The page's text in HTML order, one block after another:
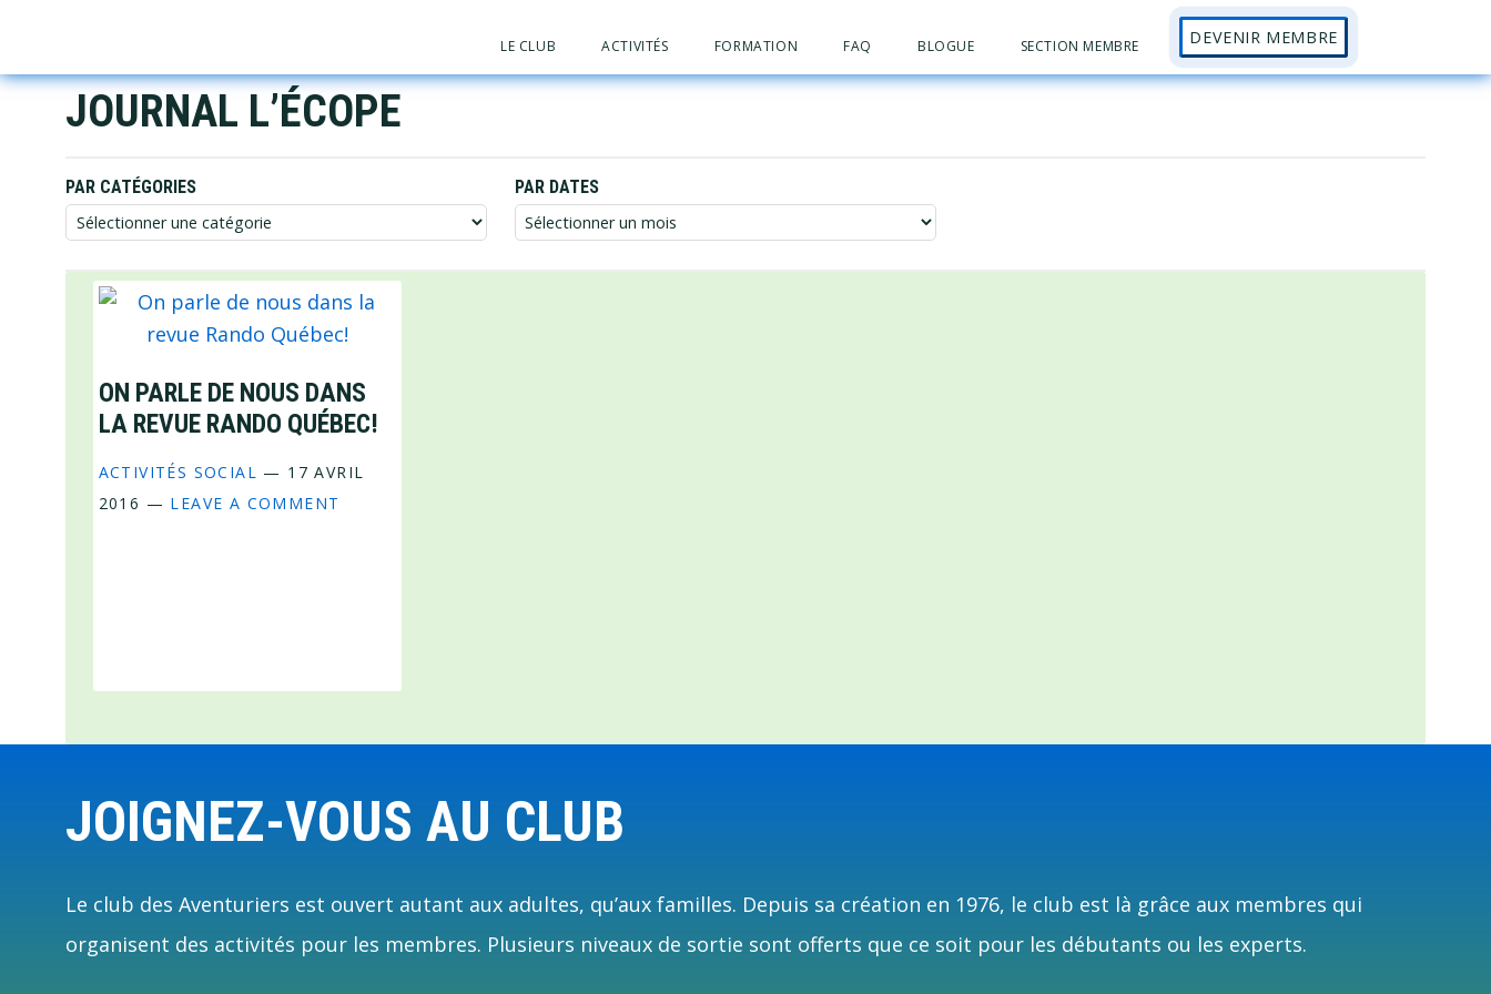
primary
navigation
main
content
footer
LE CLUB ACTIVITÉS FORMATION FAQ BLOGUE SECTION MEMBRE DEVENIR MEMBRE
JOURNAL L’ÉCOPE
PAR CATÉGORIES
Par
PAR DATES
Par
ON PARLE DE NOUS DANS
LA REVUE RANDO QUÉBEC!
ACTIVITÉS SOCIAL — 17 AVRIL
2016 — LEAVE A COMMENT
FooterJOIGNEZ-VOUS AU CLUB
Le club des Aventuriers est ouvert autant aux adultes, qu’aux familles. Depuis sa création en 1976, le club est là grâce aux membres qui
organisent des activités pour les membres. Plusieurs niveaux de sortie sont offerts que ce soit pour les débutants ou les experts.